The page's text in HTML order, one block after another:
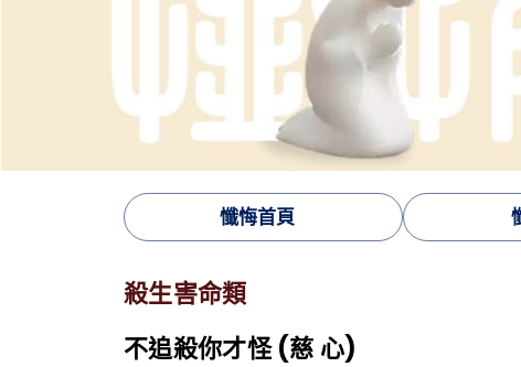
懺悔首頁
殺生害命類
不追殺你才怪 (慈 心)